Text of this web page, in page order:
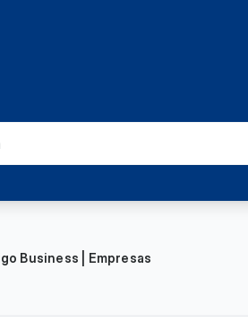
Business | Empresas